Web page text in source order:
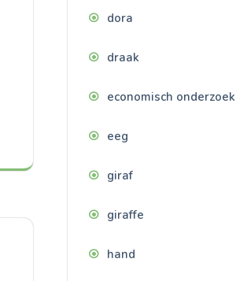
dora
draak
economisch onderzoek
eeg
giraf
giraffe
hand